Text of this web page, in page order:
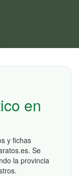
en
y fichas
Se
la provincia